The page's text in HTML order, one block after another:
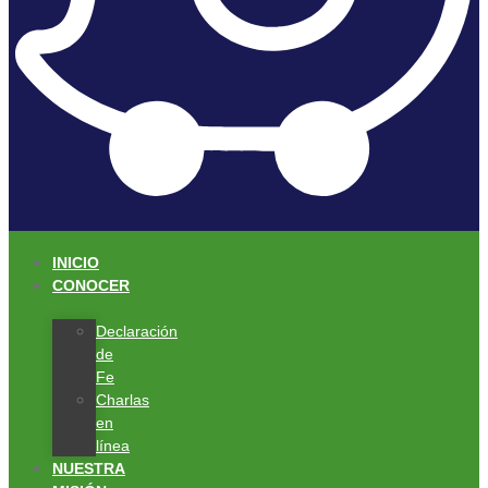
INICIO
CONOCER
Declaración
de
Fe
Charlas
en
línea
NUESTRA